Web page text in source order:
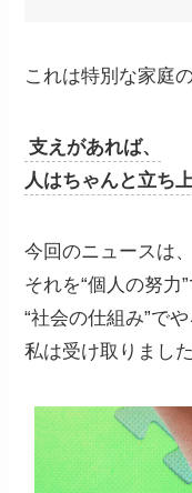
これは特別な家庭
支えがあれば、
人はちゃんと立ち
今回のニュースは、
それを“個人の努力”
“社会の仕組み”で
私は受け取りました